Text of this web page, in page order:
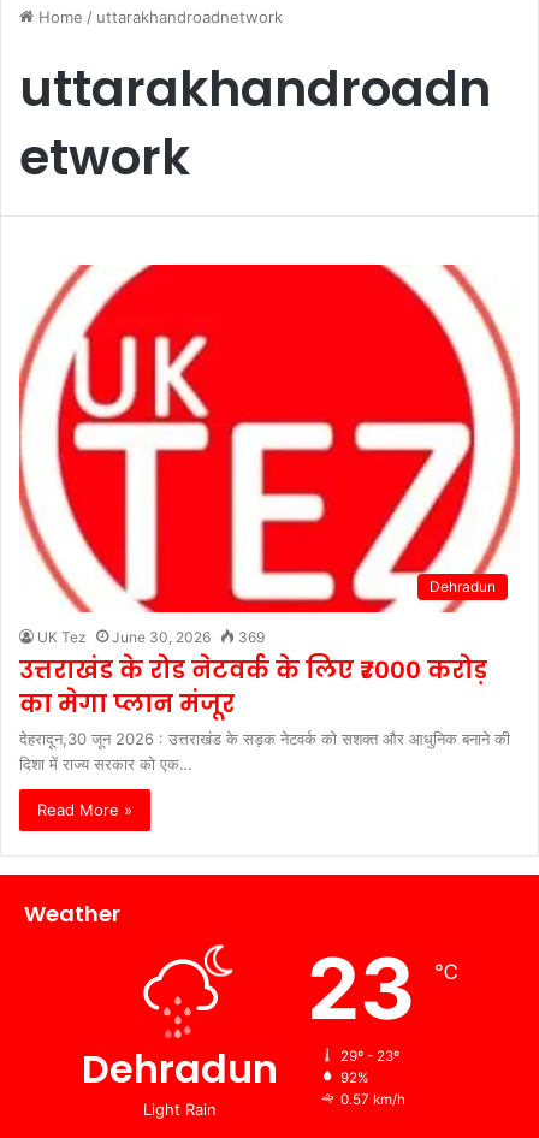
Home / uttarakhandroadnetwork
uttarakhandroadn
etwork
Dehradun
UK Tez June 30, 2026 369
उत्तराखंड के रोड नेटवर्क के लिए ₹7000 करोड़
का मेगा प्लान मंजूर
देहरादून,30 जून 2026 : उत्तराखंड के सड़क नेटवर्क को सशक्त और आधुनिक बनाने की
दिशा में राज्य सरकार को एक…
Read More »
Weather
Dehradun
Light Rain
23 ℃
29º - 23º
92%
0.57 km/h